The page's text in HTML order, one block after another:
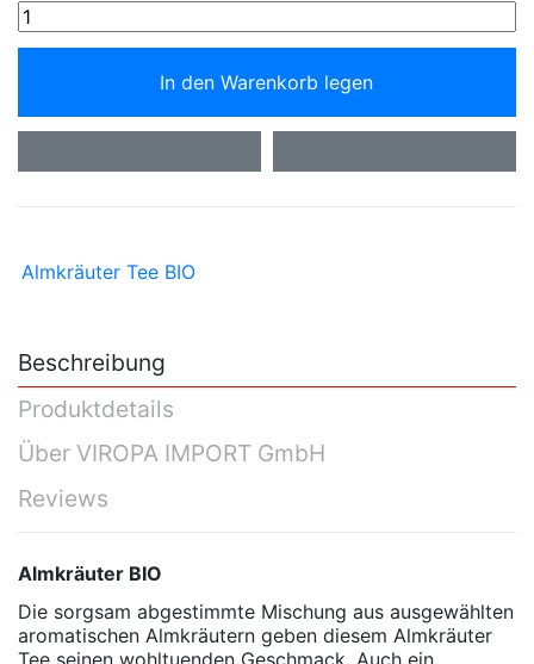
In den Warenkorb legen
Almkräuter Tee BIO
Beschreibung
Produktdetails
Über VIROPA IMPORT GmbH
Reviews
Almkräuter BIO
Die sorgsam abgestimmte Mischung aus ausgewählten
aromatischen Almkräutern geben diesem Almkräuter